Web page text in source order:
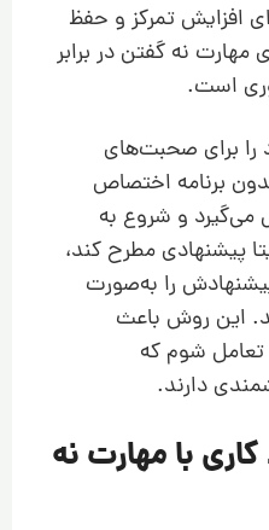
افزایش تمرکز و حفظ
مهارت نه گفتن در برابر
است.
برای صحبت‌های
برنامه اختصاص
و شروع به
پیشنهادی مطرح کند،
را به‌صورت
این روش باعث
تعامل شوم که
دارند.
با مهارت نه